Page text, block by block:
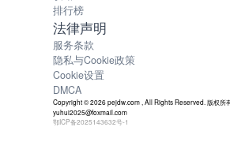
排行榜
法律声明
服务条款
隐私与Cookie政策
Cookie设置
DMCA
Copyright © 2026 pejdw.com , All Rights Reserved. 版权所
yuhui2025@foxmail.com
鄂ICP备2025143632号-1